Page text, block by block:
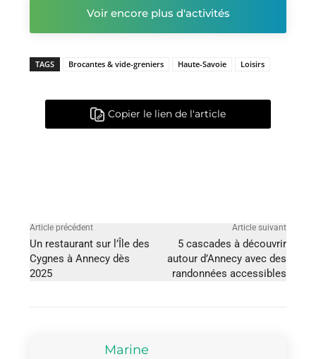
Voir encore plus d'activités
TAGS Brocantes & vide-greniers Haute-Savoie Loisirs
Copier le lien de l'article
Article précédent
Un restaurant sur l’Île des
Cygnes à Annecy dès
2025
Article suivant
5 cascades à découvrir
autour d’Annecy avec des
randonnées accessibles
Marine